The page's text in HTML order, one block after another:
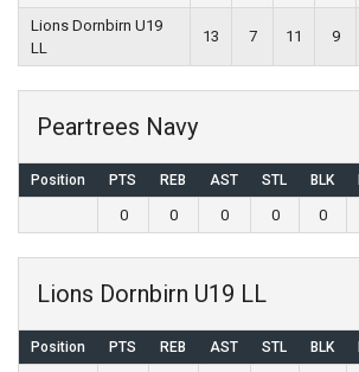
Lions Dornbirn U19
LL
13 7 11 9
Peartrees Navy
Position PTS REB AST STL BLK
0 0 0 0 0
Lions Dornbirn U19 LL
Position PTS REB AST STL BLK